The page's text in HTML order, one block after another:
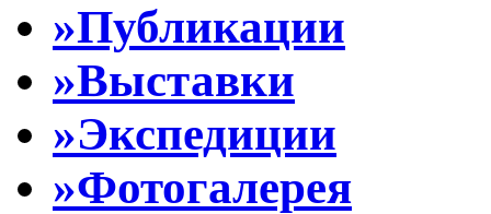
»Публикации
»Выставки
»Экспедиции
»Фотогалерея